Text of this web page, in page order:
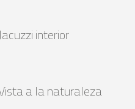
interior
a la naturaleza